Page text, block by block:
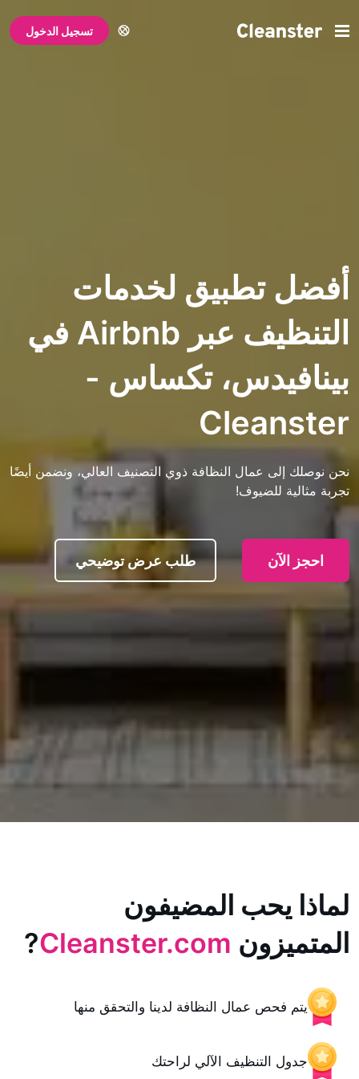
تسجيل الدخول
تطبيق لخدمات
التنظيف عبر Airbnb في
تكساس -
عمال النظافة ذوي التصنيف العالي، ونضمن أيضًا
للضيوف!
طلب عرض توضيحي
المضيفون
Cleanster.com
?
عمال النظافة لدينا والتحقق منها
التنظيف الآلي لراحتك